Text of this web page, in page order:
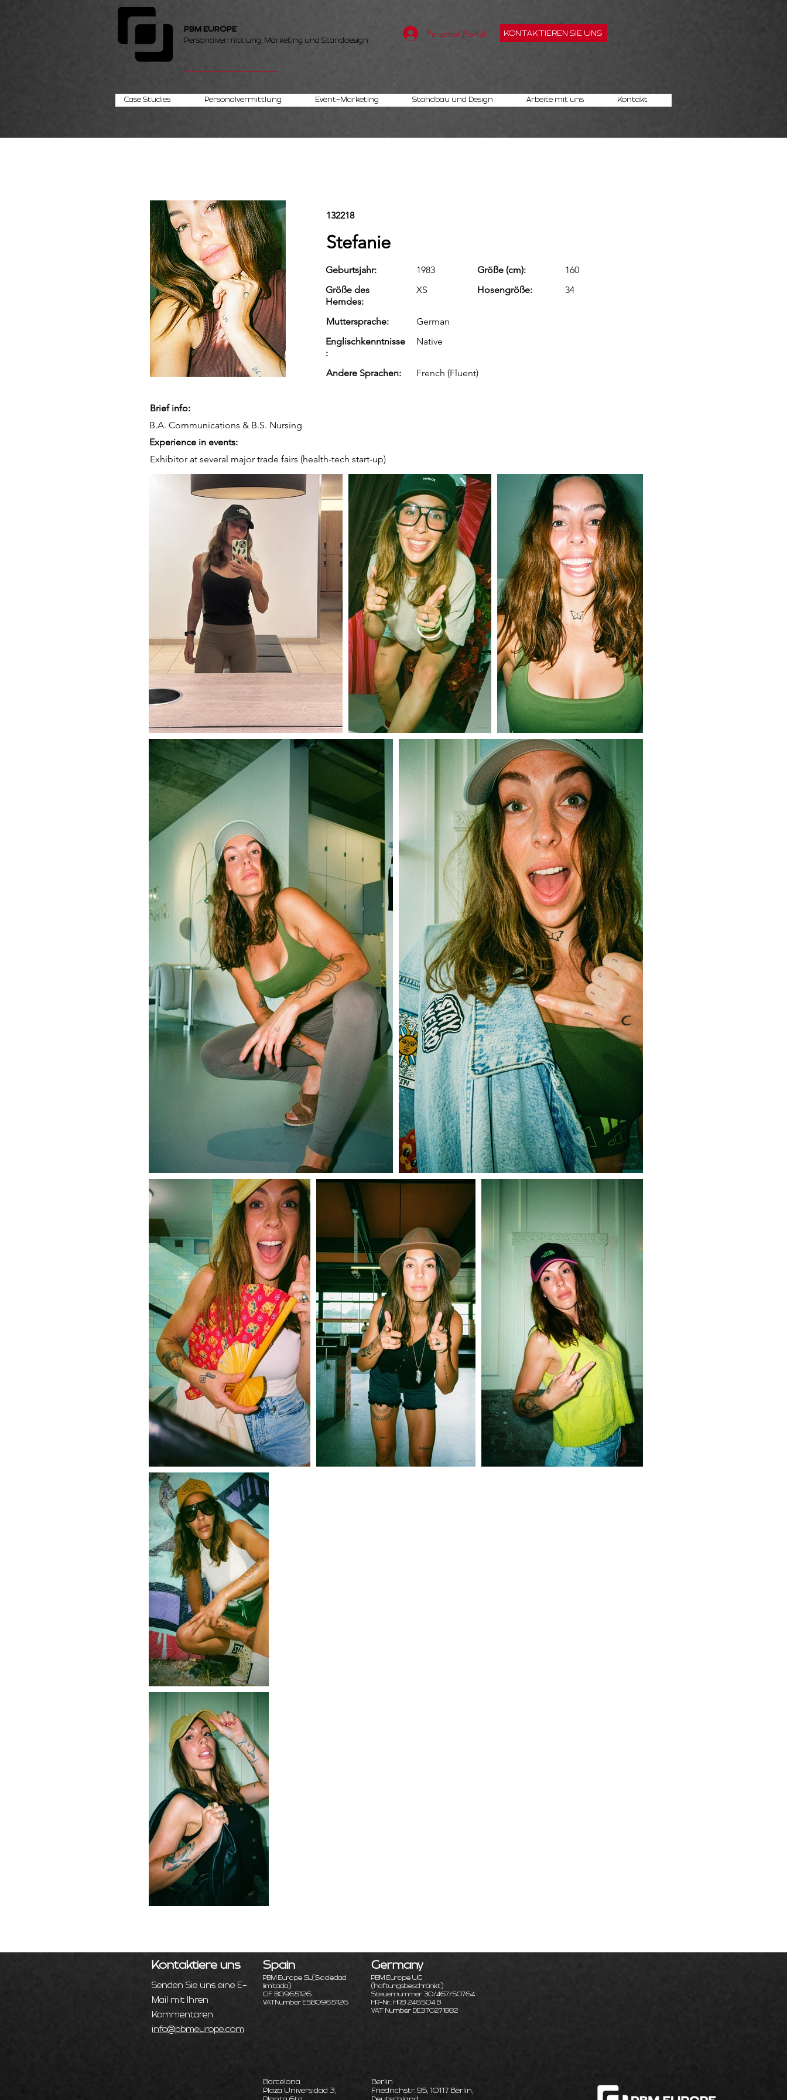
PBM EUROPE
Personalvermittlung, Marketing und Standdesign
Personal-Portal KONTAKTIEREN SIE UNS
Case Studies Personalvermittlung Event-Marketing Standbau und Design Arbeite mit uns Kontakt
132218
Stefanie
Geburtsjahr: 1983 Größe (cm):
160
Größe des
Hemdes:
XS Hosengröße: 34
Muttersprache:
German
Englischkenntnisse
:
Native
Andere Sprachen: French (Fluent)
Brief info:
B.A. Communications & B.S. Nursing
Experience in events:
Exhibitor at several major trade fairs (health-tech start-up)
Kontaktiere uns
Senden Sie uns eine E-
Mail mit Ihren
Kommentaren
info@pbmeurope.com
Spain
PBM Europe SL(Sociedad
limitada)
CIF B09651126
VATNumber ESB09651126
Germany
PBM Europe UG
(haftungsbeschränkt)
Steuernummer 30/467/50764
HR-Nr.: HRB 246504 B
VAT Number DE370271882
Barcelona
Plaza Universidad 3,
Berlin
Friedrichstr. 95, 10117 Berlin,